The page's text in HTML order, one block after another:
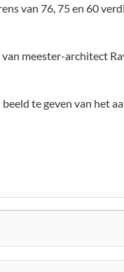
van 76, 75 en 60
meester-architect
te geven van het